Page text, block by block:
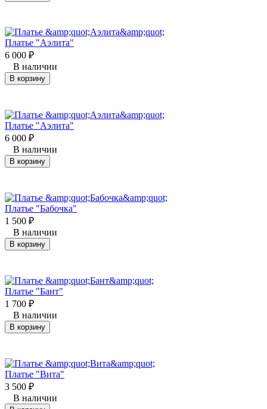
Платье "Аэлита"
6 000 ₽
В наличии
В корзину
Платье "Аэлита"
6 000 ₽
В наличии
В корзину
Платье "Бабочка"
1 500 ₽
В наличии
В корзину
Платье "Бант"
1 700 ₽
В наличии
В корзину
Платье "Вита"
3 500 ₽
В наличии